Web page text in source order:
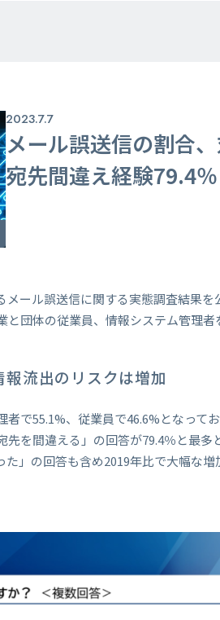
2023.7.7
メール誤送信の割合
宛先間違え経験79.4
ール誤送信に関する実態調査結果を
団体の従業員、情報システム管理
流出のリスクは増加
で55.1%、従業員で46.6%となって
を間違える」の回答が79.4％と最多
」の回答も含め2019年比で大幅な